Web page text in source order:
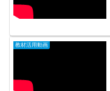
教材活用動画